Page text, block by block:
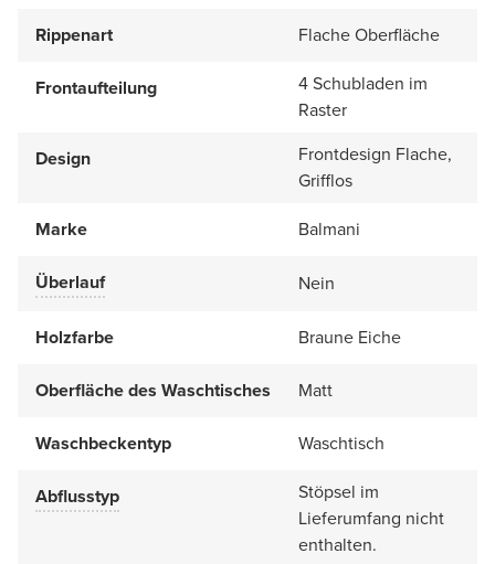
Rippenart
Flache Oberfläche
Frontaufteilung
4 Schubladen im
Raster
Design
Frontdesign Flache,
Grifflos
Marke
Balmani
Überlauf Nein
Holzfarbe Braune Eiche
Oberfläche des Waschtisches Matt
Waschbeckentyp Waschtisch
Abflusstyp
Stöpsel im
Lieferumfang nicht
enthalten.